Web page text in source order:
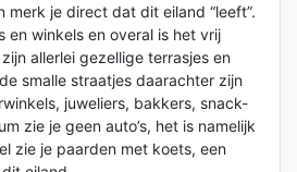
merk je direct dat dit eiland “leeft”.
en winkels en overal is het vrij
allerlei gezellige terrasjes en
smalle straatjes daarachter zijn
juweliers, bakkers, snack-
zie je geen auto’s, het is namelijk
zie je paarden met koets, een